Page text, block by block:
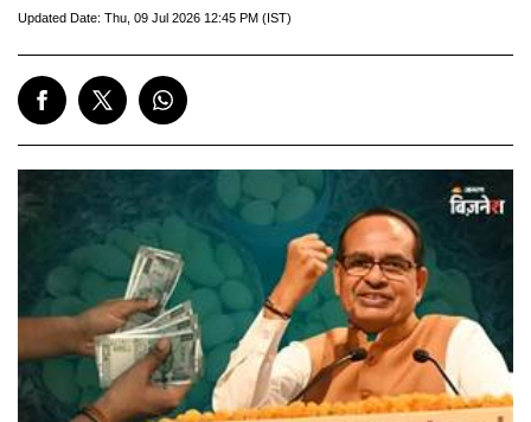
Updated Date: Thu, 09 Jul 2026 12:45 PM (IST)